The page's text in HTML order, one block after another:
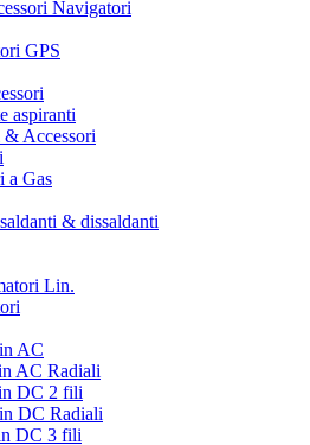
Navigatori
GPS
aspiranti
Accessori
a Gas
& dissaldanti
Lin.
AC
AC Radiali
DC 2 fili
DC Radiali
DC 3 fili